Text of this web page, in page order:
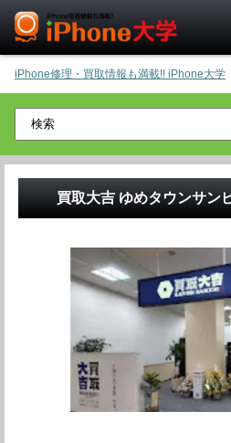
iPhone修理・買取情報も満載!! iPhone大学
買取大吉 ゆめタウンサン